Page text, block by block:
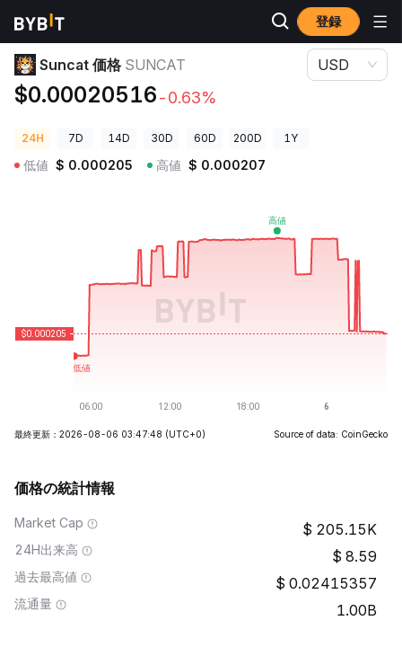
登録
暗号資産価格
Suncat 価格 SUNCAT
$0.00020516-0.63%
USD
24H 7D 14D 30D 60D 200D 1Y
低値 $ 0.000205 高値 $ 0.000207
最終更新：2026-08-06 03:47:48 (UTC+0) Source of data: CoinGecko
価格の統計情報
Market Cap 205.15K
24H出来高 8.59
過去最高値 0.02415357
流通量 1.00B